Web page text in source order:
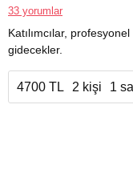
33 yorumlar
Katılımcılar,
gidecekler.
4700 TL 2 kişi 1